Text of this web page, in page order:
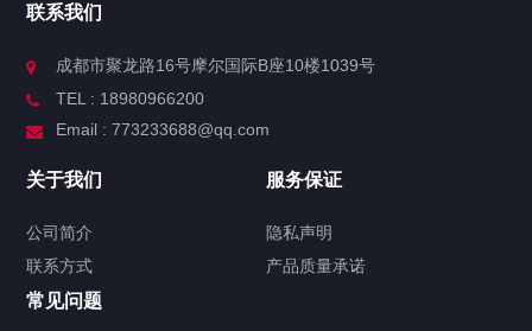
联系我们
成都市聚龙路16号摩尔国际B座10楼1039号
TEL : 18980966200
Email : 773233688@qq.com
关于我们
公司简介
联系方式
服务保证
隐私声明
产品质量承诺
常见问题